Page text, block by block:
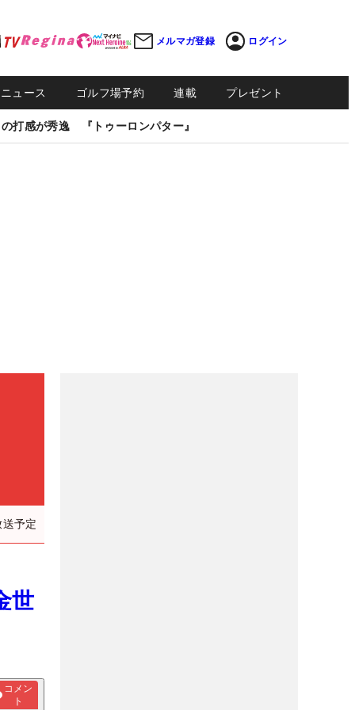
メルマガ登録 ログイン
ュース ゴルフ場予約 連載 プレゼント
打感が秀逸 『トゥーロンパター』
予定
世
コメン
ト